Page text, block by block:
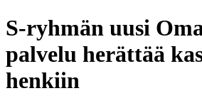
S-ryhmän uusi
palvelu herättää
henkiin